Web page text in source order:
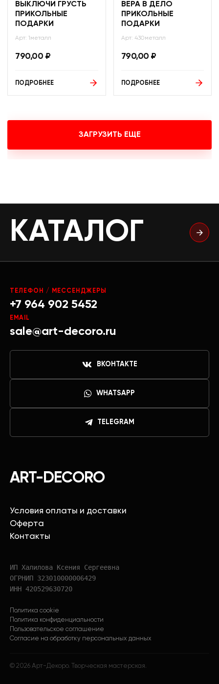
ВЫКЛЮЧИ ГРУСТЬ
ПРИКОЛЬНЫЕ
ПОДАРКИ
Арт: 1металл
790,00 ₽
ПОДРОБНЕЕ
ВЕРА В ДЕЛО
ПРИКОЛЬНЫЕ
ПОДАРКИ
Арт: 430металл
790,00 ₽
ПОДРОБНЕЕ
ЗАГРУЗИТЬ ЕЩЕ
КАТАЛОГ
ART-DECORO
Условия оплаты и доставки
Оферта
Контакты
ИП Халилова Ксения Сергеевна
ОГРНИП 323010000006429
ИНН 420529630720
Политика cookie
Политика конфиденциальности
Пользовательское соглашение
Согласие на обработку персональных данных
© 2026 Арт-Декоро. Творческая мастерская.
ТЕЛЕФОН / МЕССЕНДЖЕРЫ
+7 964 902 5452
EMAIL
sale@art-decoro.ru
ВКОНТАКТЕ
WHATSAPP
TELEGRAM